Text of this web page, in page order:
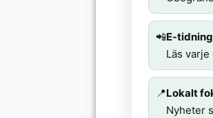
📲E-
Läs
📍Lokalt
Nyheter